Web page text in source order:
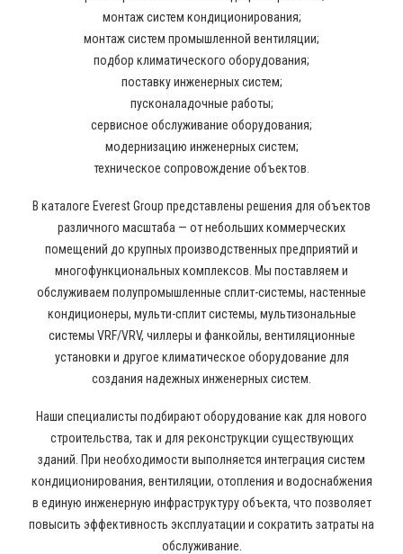
монтаж систем кондиционирования;
монтаж систем промышленной вентиляции;
подбор климатического оборудования;
поставку инженерных систем;
пусконаладочные работы;
сервисное обслуживание оборудования;
модернизацию инженерных систем;
техническое сопровождение объектов.
В каталоге Everest Group представлены решения для объектов
различного масштаба — от небольших коммерческих
помещений до крупных производственных предприятий и
многофункциональных комплексов. Мы поставляем и
обслуживаем полупромышленные сплит-системы, настенные
кондиционеры, мульти-сплит системы, мультизональные
системы VRF/VRV, чиллеры и фанкойлы, вентиляционные
установки и другое климатическое оборудование для
создания надежных инженерных систем.
Наши специалисты подбирают оборудование как для нового
строительства, так и для реконструкции существующих
зданий. При необходимости выполняется интеграция систем
кондиционирования, вентиляции, отопления и водоснабжения
в единую инженерную инфраструктуру объекта, что позволяет
повысить эффективность эксплуатации и сократить затраты на
обслуживание.